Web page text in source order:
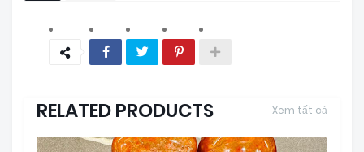
RELATED PRODUCTS Xem tất cả